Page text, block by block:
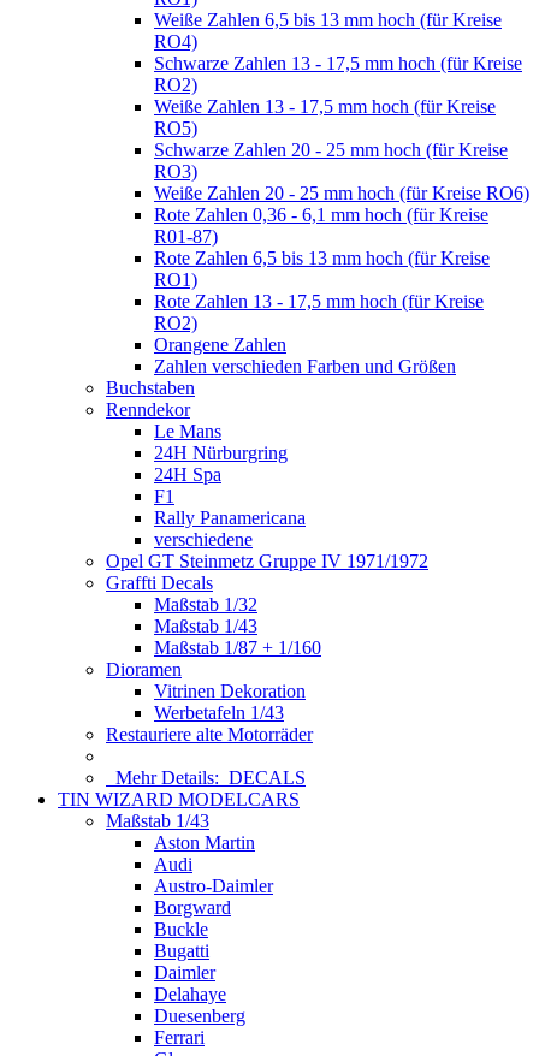
Weiße Zahlen 6,5 bis 13 mm hoch (für Kreise
RO4)
Schwarze Zahlen 13 - 17,5 mm hoch (für Kreise
RO2)
Weiße Zahlen 13 - 17,5 mm hoch (für Kreise
RO5)
Schwarze Zahlen 20 - 25 mm hoch (für Kreise
RO3)
Weiße Zahlen 20 - 25 mm hoch (für Kreise RO6)
Rote Zahlen 0,36 - 6,1 mm hoch (für Kreise
R01-87)
Rote Zahlen 6,5 bis 13 mm hoch (für Kreise
RO1)
Rote Zahlen 13 - 17,5 mm hoch (für Kreise
RO2)
Orangene Zahlen
Zahlen verschieden Farben und Größen
Buchstaben
Renndekor
Le Mans
24H Nürburgring
24H Spa
F1
Rally Panamericana
verschiedene
Opel GT Steinmetz Gruppe IV 1971/1972
Graffti Decals
Maßstab 1/32
Maßstab 1/43
Maßstab 1/87 + 1/160
Dioramen
Vitrinen Dekoration
Werbetafeln 1/43
Restauriere alte Motorräder
Mehr Details: DECALS
TIN WIZARD MODELCARS
Maßstab 1/43
Aston Martin
Audi
Austro-Daimler
Borgward
Buckle
Bugatti
Daimler
Delahaye
Duesenberg
Ferrari